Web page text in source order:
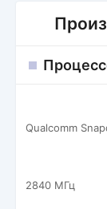
Qualcomm
2840 МГц